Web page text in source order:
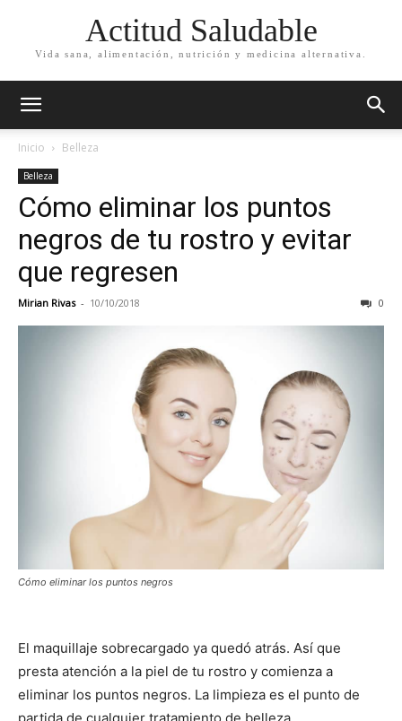
Actitud Saludable
Vida sana, alimentación, nutrición y medicina alternativa.
Inicio Belleza
Belleza
Cómo eliminar los puntos
negros de tu rostro y evitar
que regresen
Mirian Rivas - 10/10/2018 0
Cómo eliminar los puntos negros
El maquillaje sobrecargado ya quedó atrás. Así que
presta atención a la piel de tu rostro y comienza a
eliminar los puntos negros. La limpieza es el punto de